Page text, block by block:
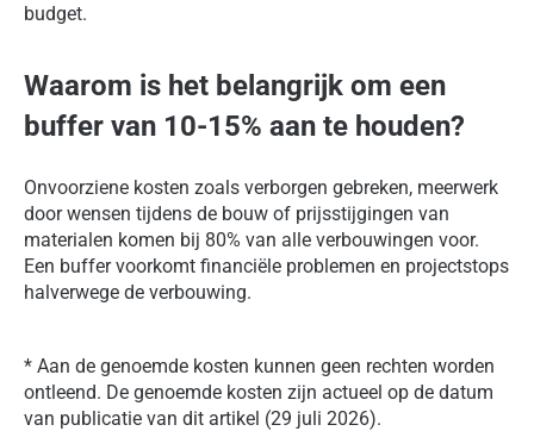
budget.
Waarom is het belangrijk om een
buffer van 10-15% aan te houden?
Onvoorziene kosten zoals verborgen gebreken, meerwerk
door wensen tijdens de bouw of prijsstijgingen van
materialen komen bij 80% van alle verbouwingen voor.
Een buffer voorkomt financiële problemen en projectstops
halverwege de verbouwing.
* Aan de genoemde kosten kunnen geen rechten worden
ontleend. De genoemde kosten zijn actueel op de datum
van publicatie van dit artikel (29 juli 2026).